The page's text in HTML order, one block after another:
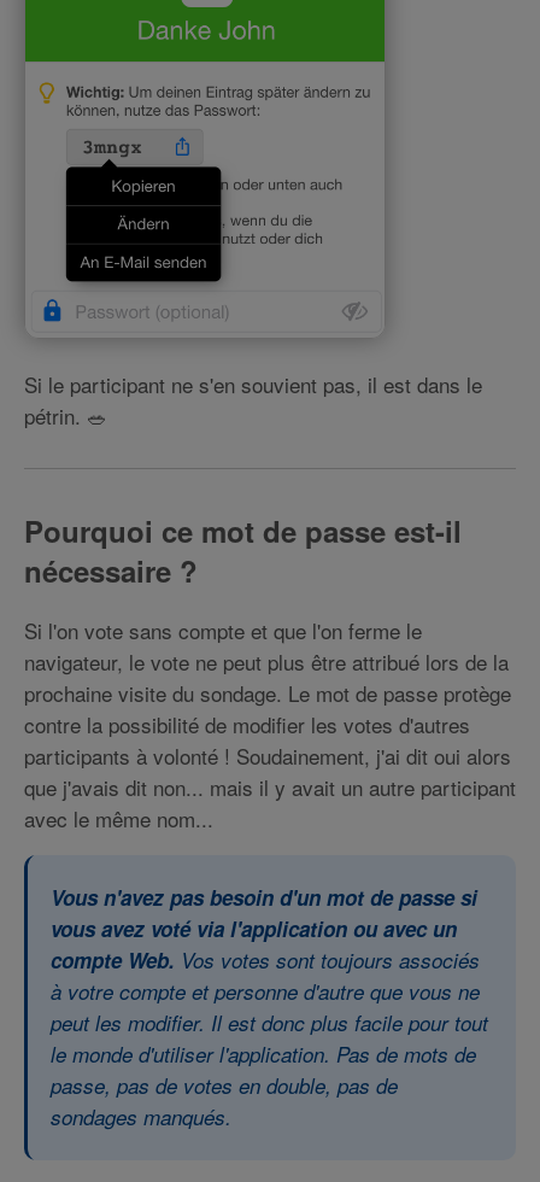
Si le participant ne s'en souvient pas, il est dans le
pétrin. 🥗
Pourquoi ce mot de passe est-il
nécessaire ?
Si l'on vote sans compte et que l'on ferme le
navigateur, le vote ne peut plus être attribué lors de la
prochaine visite du sondage. Le mot de passe protège
contre la possibilité de modifier les votes d'autres
participants à volonté ! Soudainement, j'ai dit oui alors
que j'avais dit non... mais il y avait un autre participant
avec le même nom...
Vous n'avez pas besoin d'un mot de passe si
vous avez voté via l'application ou avec un
compte Web. Vos votes sont toujours associés
à votre compte et personne d'autre que vous ne
peut les modifier. Il est donc plus facile pour tout
le monde d'utiliser l'application. Pas de mots de
passe, pas de votes en double, pas de
sondages manqués.